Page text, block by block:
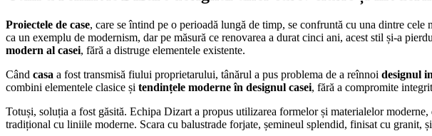
Proiectele de case, care se întind pe o perioadă lungă de timp, se confruntă cu una dintre
ca un exemplu de modernism, dar pe măsură ce renovarea a durat cinci ani, acest stil și-a
modern al casei, fără a distruge elementele existente.
Când casa a fost transmisă fiului proprietarului, tânărul a pus problema de a reînnoi designul
combini elementele clasice și tendințele moderne în designul casei, fără a compromite
Totuși, soluția a fost găsită. Echipa Dizart a propus utilizarea formelor și materialelor
tradițional cu liniile moderne. Scara cu balustrade forjate, șemineul splendid, finisat cu granit,